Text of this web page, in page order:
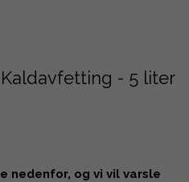
- 5 liter
nedenfor, og vi vil varsle